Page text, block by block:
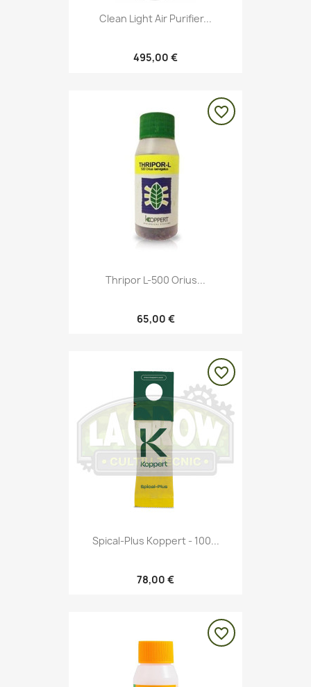
Clean Light Air Purifier...
495,00 €
Thripor L-500 Orius...
65,00 €
favorite_border
Spical-Plus Koppert - 100...
78,00 €
favorite_border
favorite_border